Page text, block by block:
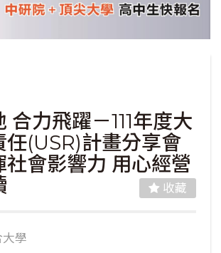
合力飛躍－111年度大
任(USR)計畫分享會
社會影響力 用心經營
收藏
學